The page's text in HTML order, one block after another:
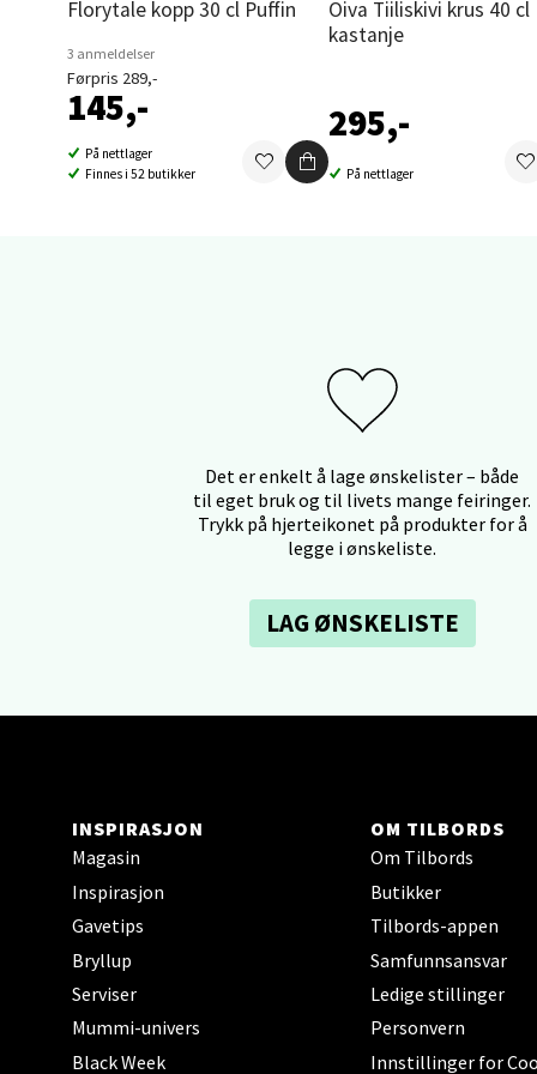
Florytale kopp 30 cl Puffin
3 anmeldelser
Førpris 289,-
145,-
På nettlager
Finnes i 52 butikker
Oiva Tiiliskivi krus 40 cl
kastanje
295,-
På nettlager
Det er enkelt å lage ønskelister – både
til eget bruk og til livets mange feiringer.
Trykk på hjerteikonet på produkter for å
legge i ønskeliste.
LAG ØNSKELISTE
INSPIRASJON
Magasin
Inspirasjon
Gavetips
Bryllup
Serviser
Mummi-univers
Black Week
OM TILBORDS
Om Tilbords
Butikker
Tilbords-appen
Samfunnsansvar
Ledige stillinger
Personvern
Innstillinger for
Thon
Åpent i
Ski
Åpent i
0 i